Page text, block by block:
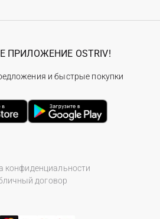
конфиденциальности
договор
ПРИЛОЖЕНИЕ OSTRIV!
и быстрые покупки